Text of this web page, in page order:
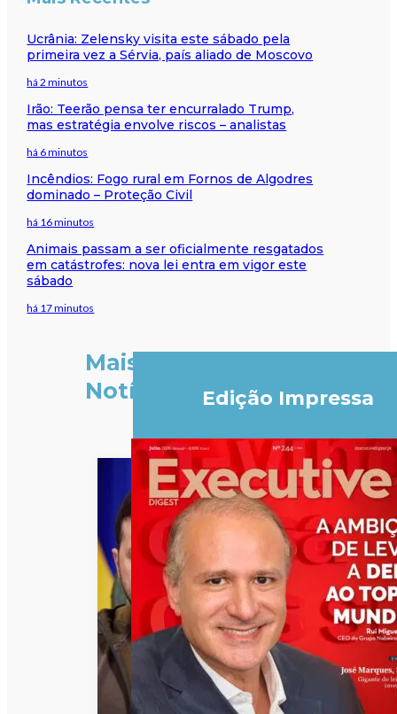
Ucrânia: Zelensky visita este sábado pela
primeira vez a Sérvia, país aliado de Moscovo
há 2 minutos
Irão: Teerão pensa ter encurralado Trump,
mas estratégia envolve riscos – analistas
há 6 minutos
Incêndios: Fogo rural em Fornos de Algodres
dominado – Proteção Civil
há 16 minutos
Animais passam a ser oficialmente resgatados
em catástrofes: nova lei entra em vigor este
sábado
há 17 minutos
Mais
Notícias
Edição Impressa